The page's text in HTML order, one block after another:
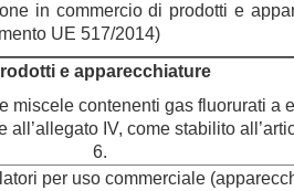
in commercio di prodotti e
UE 517/2014)
e apparecchiature
miscele contenenti gas fluorurati a
all’allegato IV, come stabilito
6.
per uso commerciale